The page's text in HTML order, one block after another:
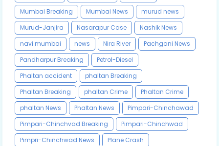
Mumbai Breaking
Mumbai News
murud news
Murud-Janjira
Nasarapur Case
Nashik News
navi mumbai
news Nira River
Pachgani News
Pandharpur Breaking
Petrol-Diesel
Phaltan accident
phaltan Breaking
Phaltan Breaking
phaltan Crime
Phaltan Crime
phaltan News
Phaltan News
Pimpari-Chinchawad
Pimpari-Chinchvad Breaking
Pimpari-Chinchwad
Pimpri-Chinchwad News
Plane Crash